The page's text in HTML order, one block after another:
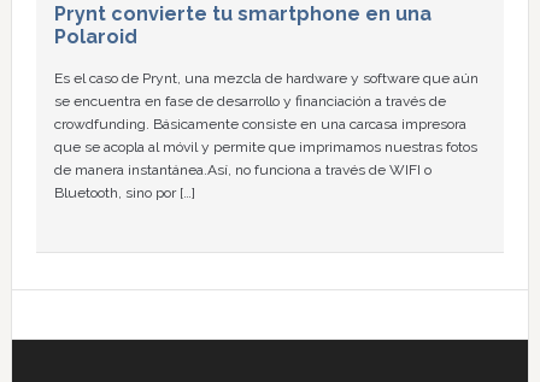
Prynt convierte tu smartphone en una
Polaroid
Es el caso de Prynt, una mezcla de hardware y software que aún
se encuentra en fase de desarrollo y financiación a través de
crowdfunding. Básicamente consiste en una carcasa impresora
que se acopla al móvil y permite que imprimamos nuestras fotos
de manera instantánea.Así, no funciona a través de WIFI o
Bluetooth, sino por […]